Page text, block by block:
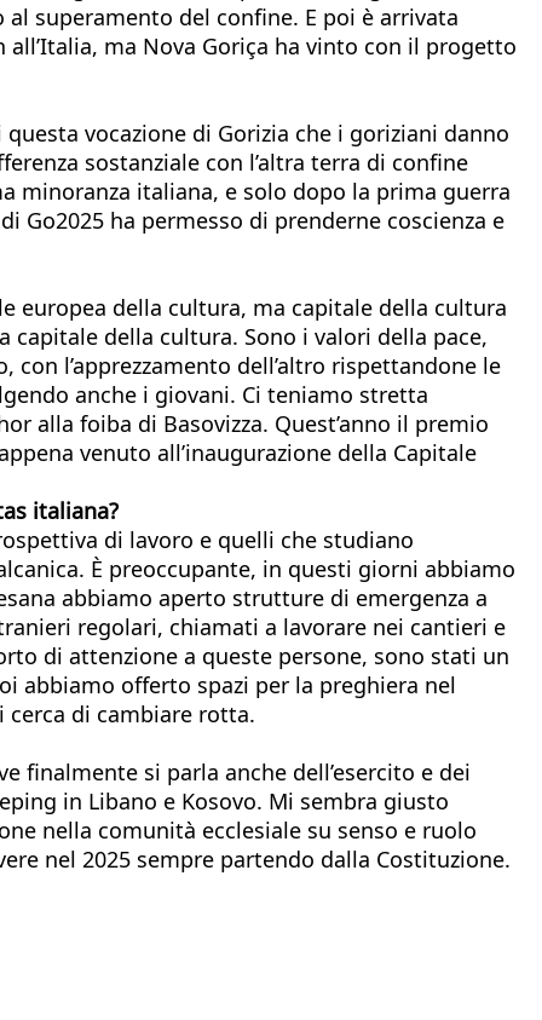
superamento del confine. E poi è arrivata
ma Nova Goriça ha vinto con il progetto
vocazione di Gorizia che i goriziani danno
sostanziale con l’altra terra di confine
minoranza italiana, e solo dopo la prima guerra
Go2025 ha permesso di prenderne coscienza e
europea della cultura, ma capitale della cultura
capitale della cultura. Sono i valori della pace,
l’apprezzamento dell’altro rispettandone le
anche i giovani. Ci teniamo stretta
alla foiba di Basovizza. Quest’anno il premio
venuto all’inaugurazione della Capitale
italiana?
di lavoro e quelli che studiano
È preoccupante, in questi giorni abbiamo
abbiamo aperto strutture di emergenza a
regolari, chiamati a lavorare nei cantieri e
di attenzione a queste persone, sono stati un
abbiamo offerto spazi per la preghiera nel
cerca di cambiare rotta.
finalmente si parla anche dell’esercito e dei
in Libano e Kosovo. Mi sembra giusto
nella comunità ecclesiale su senso e ruolo
nel 2025 sempre partendo dalla Costituzione.